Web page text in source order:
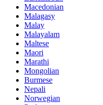
Macedonian
Malagasy
Malay
Malayalam
Maltese
Maori
Marathi
Mongolian
Burmese
Nepali
Norwegian